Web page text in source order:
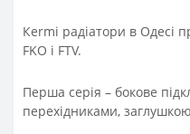
Кermi радіатори в Одесі
FKO і FTV.
Перша серія – бокове
перехідниками,